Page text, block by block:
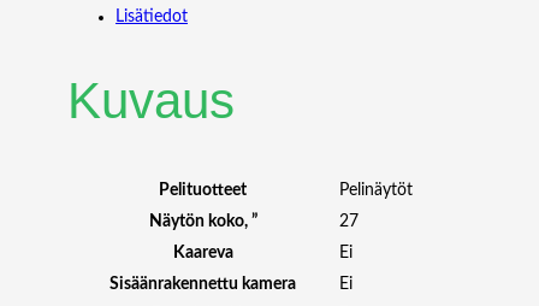
H
Lisätiedot
Kuvaus
Pelituotteet
Pelinäytöt
Näytön koko, ”
27
Kaareva
Ei
Sisäänrakennettu kamera
Ei